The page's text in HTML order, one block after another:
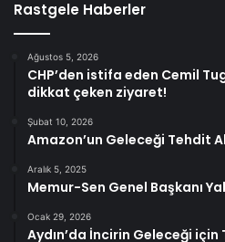
Rastgele Haberler
Ağustos 5, 2026
CHP’den istifa eden Cemil
dikkat çeken ziyaret!
Şubat 10, 2026
Amazon’un Geleceği Tehdit
Aralık 5, 2025
Memur-Sen Genel Başkanı
Ocak 29, 2026
Aydın’da İncirin Geleceği için